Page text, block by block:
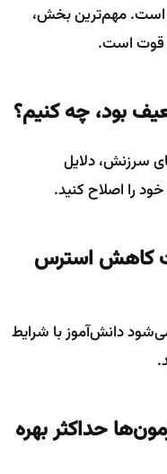
است. مهم‌ترین بخش،
قوت است.
سرزنش، دلایل
را اصلاح کنید.
باعث کاهش استرس
دانش‌آموز با شرایط
حداکثر بهره